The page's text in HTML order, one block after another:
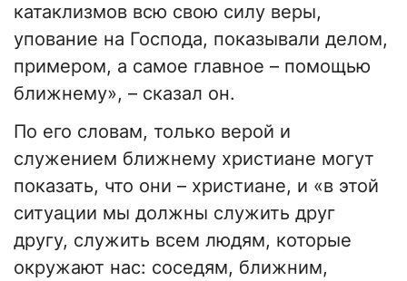
катаклизмов всю свою силу веры,
упование на Господа, показывали делом,
примером, а самое главное – помощью
ближнему», – сказал он.
По его словам, только верой и
служением ближнему христиане могут
показать, что они – христиане, и «в этой
ситуации мы должны служить друг
другу, служить всем людям, которые
окружают нас: соседям, ближним,